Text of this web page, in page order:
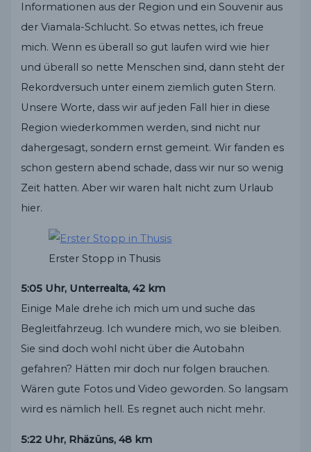
Informationen aus der Region und ein Souvenir aus
der Viamala-Schlucht. So etwas nettes, ich freue
mich. Wenn es überall so gut laufen wird wie hier
und überall so nette Menschen sind, dann steht der
Rekordversuch unter einem ziemlich guten Stern.
Unsere Worte, dass wir auf jeden Fall hier in diese
Region wiederkommen werden, sind nicht nur
dahergesagt, sondern ernst gemeint. Wir fanden es
schon gestern abend schade, dass wir nur so wenig
Zeit hatten. Aber wir waren halt nicht zum Urlaub
hier.
Erster Stopp in Thusis
5:05 Uhr, Unterrealta, 42 km
Einige Male drehe ich mich um und suche das
Begleitfahrzeug. Ich wundere mich, wo sie bleiben.
Sie sind doch wohl nicht über die Autobahn
gefahren? Hätten mir doch nur folgen brauchen.
Wären gute Fotos und Video geworden. So langsam
wird es nämlich hell. Es regnet auch nicht mehr.
5:22 Uhr, Rhäzüns, 48 km